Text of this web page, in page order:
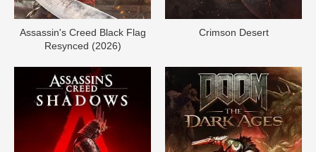
Assassin's Creed Black Flag
Resynced (2026)
Crimson Desert